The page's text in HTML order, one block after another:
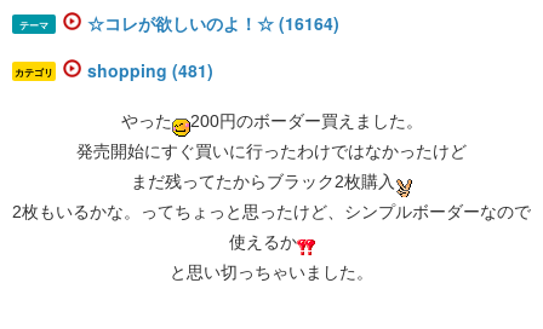
テーマ ☆コレが欲しいのよ！☆ (16164)
カテゴリ shopping (481)
やった
200円のボーダー買えました。
発売開始にすぐ買いに行ったわけではなかったけど
まだ残ってたからブラック2枚購入
2枚もいるかな。ってちょっと思ったけど、シンプルボーダーなので
使えるか
と思い切っちゃいました。